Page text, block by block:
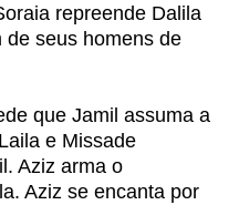
repreende Dalila
de seus homens de
que Jamil assuma a
e Missade
Aziz arma o
Aziz se encanta por